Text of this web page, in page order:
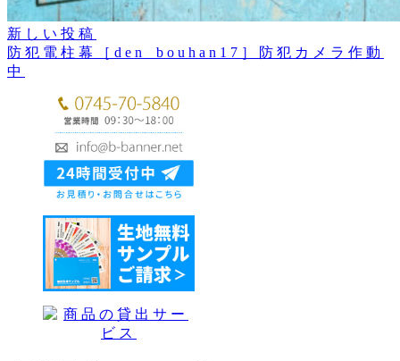
新しい投稿
防犯電柱幕［den_bouhan17］防犯カメラ作動
中